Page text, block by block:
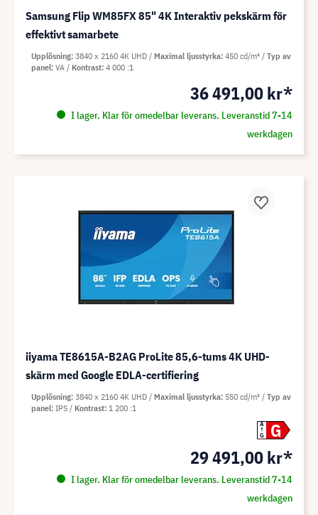
Samsung Flip WM85FX 85" 4K Interaktiv pekskärm för
effektivt samarbete
36 491,00 kr*
I lager. Klar för omedelbar leverans. Leveranstid 7-14
werkdagen
Upplösning 3840 x 2160 4K UHD Maximal ljusstyrka 450 cd/m²
Typ av
panel VA Kontrast 4 000 :1
iiyama TE8615A-B2AG ProLite 85,6-tums 4K UHD-
skärm med Google EDLA-certifiering
A
G
G
29 491,00 kr*
I lager. Klar för omedelbar leverans. Leveranstid 7-14
werkdagen
Upplösning 3840 x 2160 4K UHD Maximal ljusstyrka 550 cd/m²
Typ av
panel IPS Kontrast 1 200 :1